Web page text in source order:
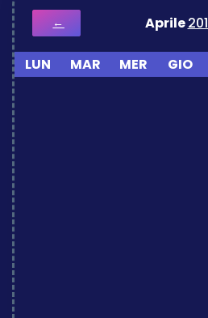
← Aprile
LUN MAR MER GIO